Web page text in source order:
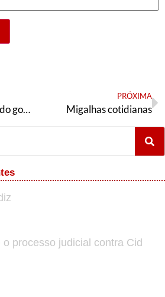
Freio de arrumação do governo Lula passa por um “giro missionário”
PRÓXIMA
Migalhas cotidianas
processo judicial contra Cid